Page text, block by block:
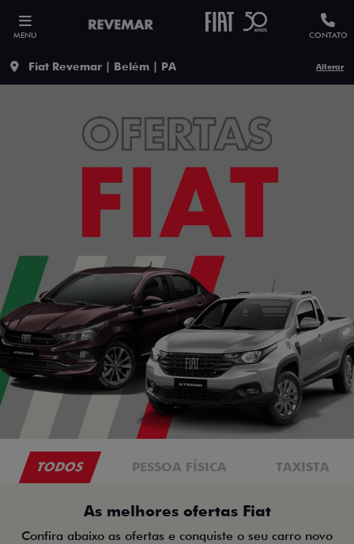
MENU CONTATO
Fiat Revemar | Belém | PA Alterar
TODOS PESSOA FÍSICA TAXISTA
As melhores ofertas Fiat
Confira abaixo as ofertas e conquiste o seu carro novo